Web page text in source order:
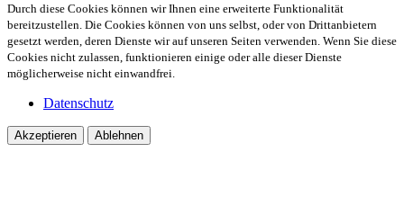
Durch diese Cookies können wir Ihnen eine erweiterte Funktionalität
bereitzustellen. Die Cookies können von uns selbst, oder von Drittanbietern
gesetzt werden, deren Dienste wir auf unseren Seiten verwenden. Wenn Sie diese
Cookies nicht zulassen, funktionieren einige oder alle dieser Dienste
möglicherweise nicht einwandfrei.
Datenschutz
Akzeptieren Ablehnen